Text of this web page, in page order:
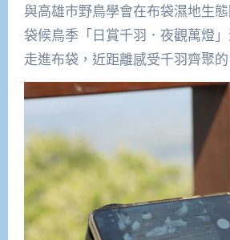
與高雄市野鳥學會在布袋濕地生
袋候鳥季「日賞千羽．夜觀萬燈
走進布袋，近距離感受千羽齊聚的